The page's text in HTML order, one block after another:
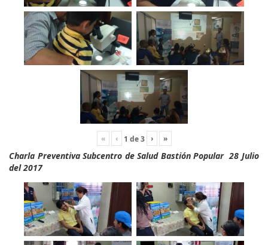
« ‹ 1 de3 › »
Charla Preventiva Subcentro de Salud Bastión Popular 28 Julio
del 2017